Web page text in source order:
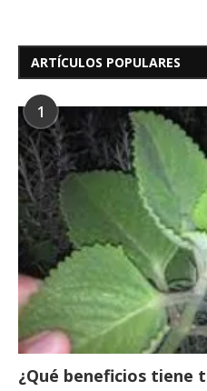
ARTÍCULOS POPULARES
1
¿Qué beneficios tiene